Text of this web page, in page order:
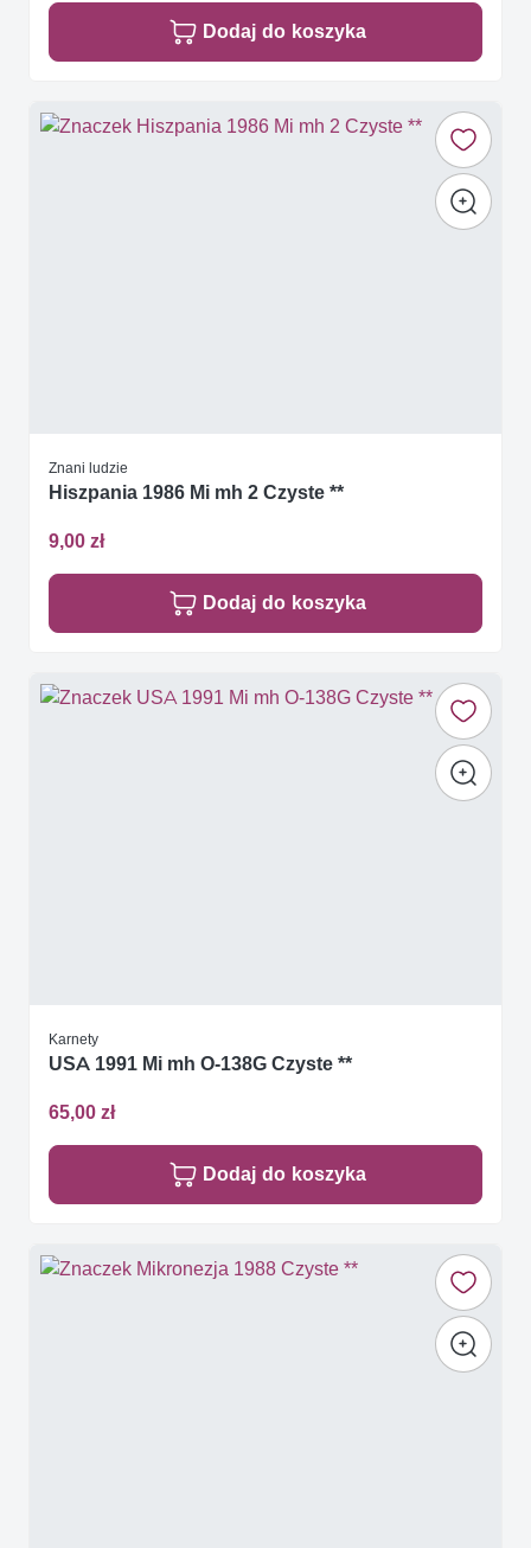
Dodaj do koszyka
Znani ludzie
Hiszpania 1986 Mi mh 2 Czyste **
9,00 zł
Dodaj do koszyka
Karnety
USA 1991 Mi mh O-138G Czyste **
65,00 zł
Dodaj do koszyka